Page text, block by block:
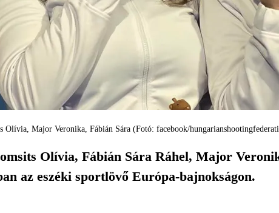
Major Veronika, Fábián Sára (Fotó: facebook/
Olívia, Fábián Sára Ráhel, Major
az eszéki sportlövő Európa-bajnokságon.